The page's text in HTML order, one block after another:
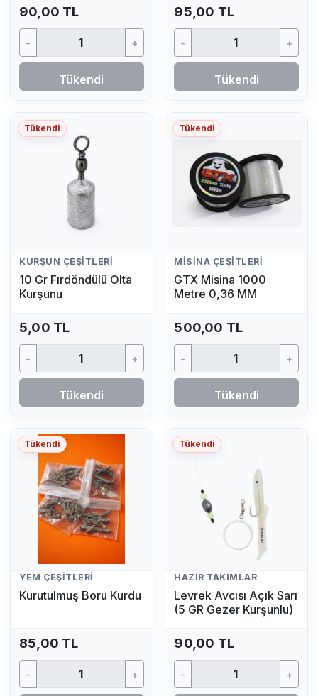
90,00 TL
- +
Tükendi
95,00 TL
- +
Tükendi
Tükendi
KURŞUN ÇEŞITLERI
10 Gr Fırdöndülü Olta
Kurşunu
5,00 TL
- +
Tükendi
Tükendi
MISINA ÇEŞITLERI
GTX Misina 1000
Metre 0,36 MM
500,00 TL
- +
Tükendi
Tükendi
YEM ÇEŞITLERI
Kurutulmuş Boru Kurdu
85,00 TL
- +
Tükendi
HAZIR TAKIMLAR
Levrek Avcısı Açık Sarı
(5 GR Gezer Kurşunlu)
90,00 TL
- +